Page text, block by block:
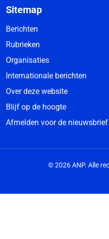
Sitemap
Berichten
Rubrieken
Organisaties
Internationale berichten
Over deze website
Blijf op de hoogte
Afmelden voor de nieuwsbrief
© 2026 ANP. Alle